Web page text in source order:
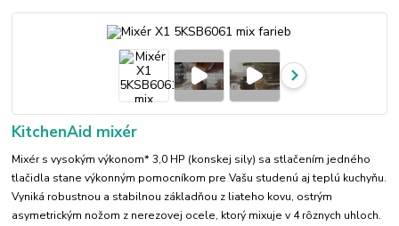
KitchenAid mixér
Mixér s vysokým výkonom* 3,0 HP (konskej sily) sa stlačením jedného
tlačidla stane výkonným pomocníkom pre Vašu studenú aj teplú kuchyňu.
Vyniká robustnou a stabilnou základňou z liateho kovu, ostrým
asymetrickým nožom z nerezovej ocele, ktorý mixuje v 4 rôznych uhloch.